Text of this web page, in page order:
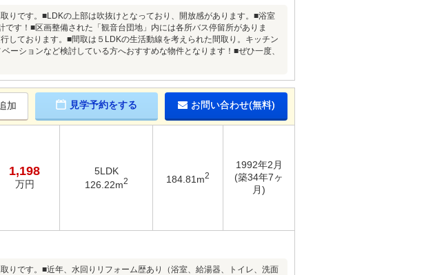
りです。■LDKの上部は吹抜けとなっており、開放感があります。■浴室
す！■区画整備された「観音台団地」内には各所バス停留所がありま
しております。■間取は５LDKの生活動線を考えられた間取り。キッチン
ションなど検討している方へおすすめな物件となります！■ぜひ一度、
加 見学予約をする お問い合わせ(無料)
1,198
万円
5LDK
126.22m2 184.81m2
1992年2月
(築34年7ヶ
月)
りです。■近年、水回りリフォーム歴あり（浴室、給湯器、トイレ、洗面